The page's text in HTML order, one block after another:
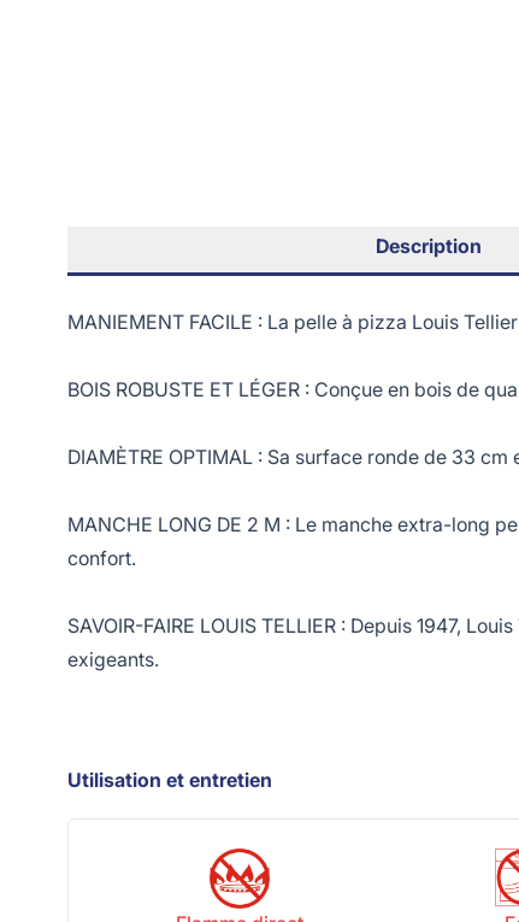
Description
MANIEMENT FACILE : La pelle à pizza Louis
BOIS ROBUSTE ET LÉGER : Conçue en bois de
DIAMÈTRE OPTIMAL : Sa surface ronde de 33
MANCHE LONG DE 2 M : Le manche extra-long
confort.
SAVOIR-FAIRE LOUIS TELLIER : Depuis 1947,
exigeants.
Utilisation et entretien